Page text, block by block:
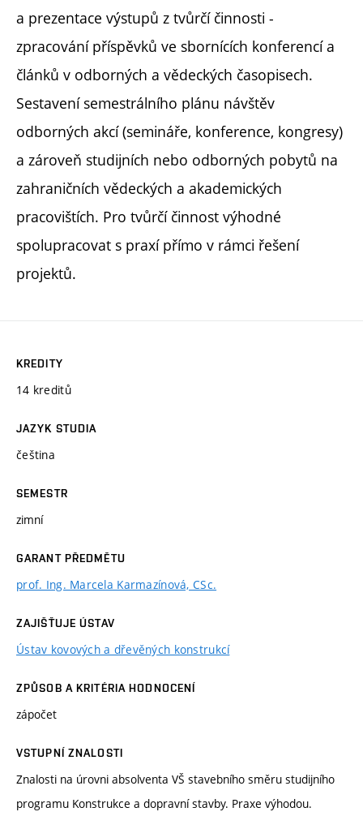
a prezentace výstupů z tvůrčí činnosti -
zpracování příspěvků ve sbornících konferencí a
článků v odborných a vědeckých časopisech.
Sestavení semestrálního plánu návštěv
odborných akcí (semináře, konference, kongresy)
a zároveň studijních nebo odborných pobytů na
zahraničních vědeckých a akademických
pracovištích. Pro tvůrčí činnost výhodné
spolupracovat s praxí přímo v rámci řešení
projektů.
KREDITY
14 kreditů
JAZYK STUDIA
čeština
SEMESTR
zimní
GARANT PŘEDMĚTU
prof. Ing. Marcela Karmazínová, CSc.
ZAJIŠŤUJE ÚSTAV
Ústav kovových a dřevěných konstrukcí
ZPŮSOB A KRITÉRIA HODNOCENÍ
zápočet
VSTUPNÍ ZNALOSTI
Znalosti na úrovni absolventa VŠ stavebního směru studijního
programu Konstrukce a dopravní stavby. Praxe výhodou.